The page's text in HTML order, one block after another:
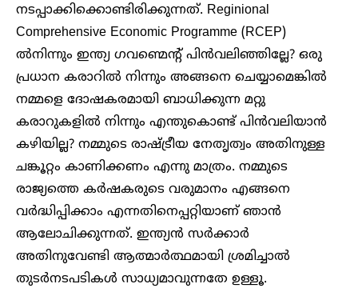
നടപ്പാക്കിക്കൊണ്ടിരിക്കുന്നത്. Reginional
Comprehensive Economic Programme (RCEP)
ൽനിന്നും ഇന്ത്യ ഗവണ്മെന്റ് പിൻവലിഞ്ഞില്ലേ? ഒരു
പ്രധാന കരാറിൽ നിന്നും അങ്ങനെ ചെയ്യാമെങ്കിൽ
നമ്മളെ ദോഷകരമായി ബാധിക്കുന്ന മറ്റു
കരാറുകളിൽ നിന്നും എന്തുകൊണ്ട് പിൻവലിയാൻ
കഴിയില്ല? നമ്മുടെ രാഷ്ട്രീയ നേതൃത്വം അതിനുള്ള
ചങ്കൂറ്റം കാണിക്കണം എന്നു മാത്രം. നമ്മുടെ
രാജ്യത്തെ കർഷകരുടെ വരുമാനം എങ്ങനെ
വർദ്ധിപ്പിക്കാം എന്നതിനെപ്പറ്റിയാണ് ഞാൻ
ആലോചിക്കുന്നത്. ഇന്ത്യൻ സർക്കാർ
അതിനുവേണ്ടി ആത്മാർത്ഥമായി ശ്രമിച്ചാൽ
തുടർനടപടികൾ സാധ്യമാവുന്നതേ ഉള്ളൂ.